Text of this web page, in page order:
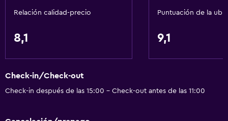
Relación calidad-precio
8,1
Puntuación de la
9,1
Check-in/Check-out
Check-in después de las 15:00 - Check-out antes de las 11:00